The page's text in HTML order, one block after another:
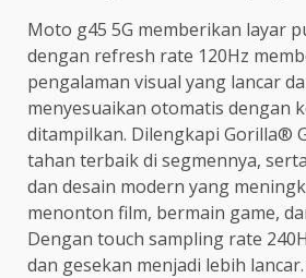
Moto g45 5G memberikan layar
dengan refresh rate 120Hz
pengalaman visual yang lancar
menyesuaikan otomatis dengan
ditampilkan. Dilengkapi Gorilla®
tahan terbaik di segmennya,
dan desain modern yang
menonton film, bermain game,
Dengan touch sampling rate
dan gesekan menjadi lebih lancar.